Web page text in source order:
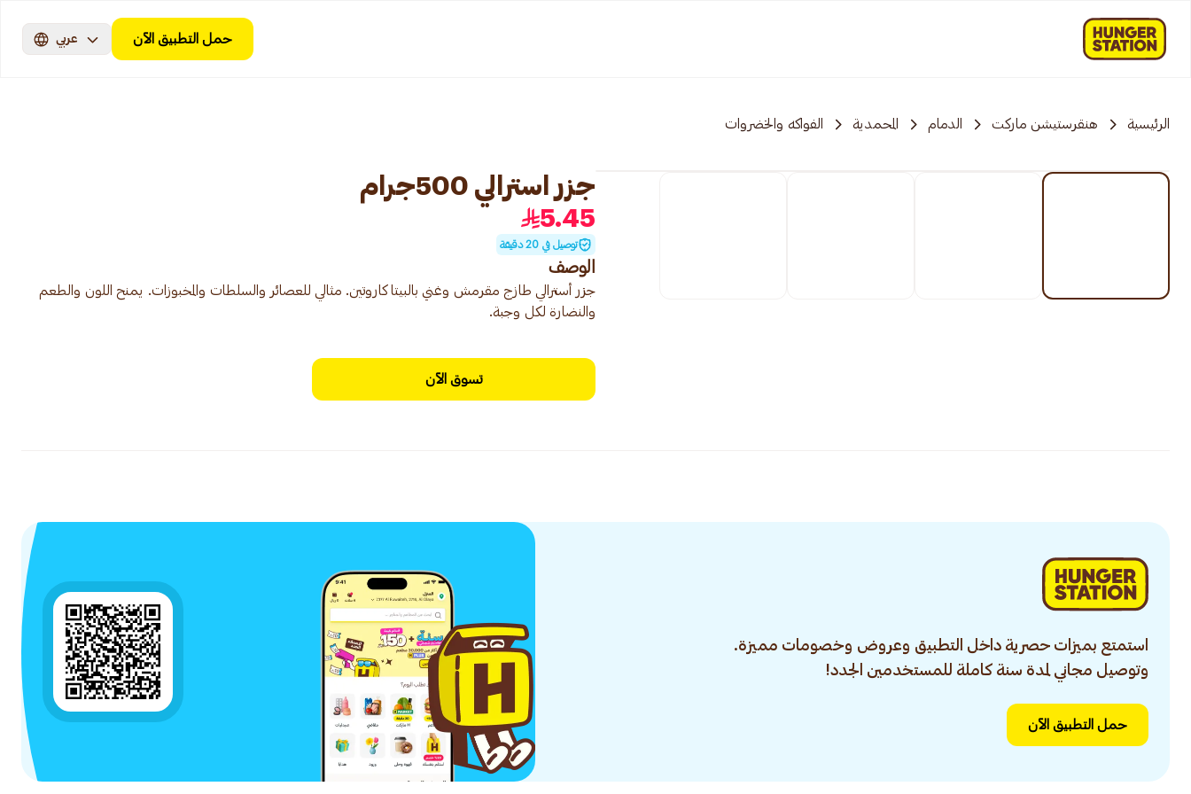
حمل التطبيق الآن عربي
الرئيسية هنقرستيشن ماركت الدمام المحمدية الفواكه والخضروات
جزر استرالي 500جرام
5.45
توصيل في 20 دقيقة
الوصف
جزر أسترالي طازج مقرمش وغني بالبيتا كاروتين. مثالي للعصائر والسلطات والمخبوزات. يمنح اللون والطعم
والنضارة لكل وجبة.
تسوق الآن
استمتع بميزات حصرية داخل التطبيق وعروض وخصومات مميزة.
وتوصيل مجاني لمدة سنة كاملة للمستخدمين الجدد!
حمل التطبيق الآن